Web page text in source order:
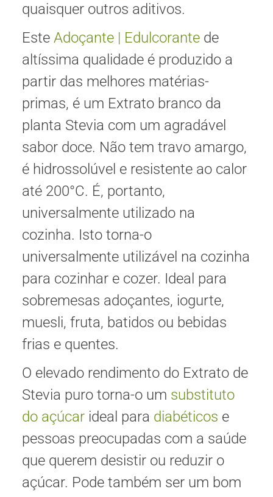
quaisquer outros aditivos.
Este Adoçante | Edulcorante de
altíssima qualidade é produzido a
partir das melhores matérias-
primas, é um Extrato branco da
planta Stevia com um agradável
sabor doce. Não tem travo amargo,
é hidrossolúvel e resistente ao calor
até 200°C. É, portanto,
universalmente utilizado na
cozinha. Isto torna-o
universalmente utilizável na cozinha
para cozinhar e cozer. Ideal para
sobremesas adoçantes, iogurte,
muesli, fruta, batidos ou bebidas
frias e quentes.
O elevado rendimento do Extrato de
Stevia puro torna-o um substituto
do açúcar ideal para diabéticos e
pessoas preocupadas com a saúde
que querem desistir ou reduzir o
açúcar. Pode também ser um bom